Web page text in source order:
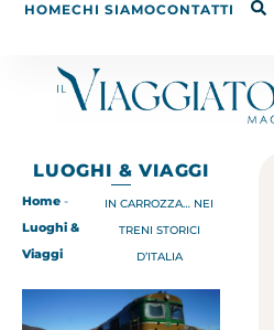
HOMECHI SIAMOCONTATTI
LUOGHI & VIAGGI
Home -
Luoghi &
Viaggi
IN CARROZZA… NEI
TRENI STORICI
D’ITALIA